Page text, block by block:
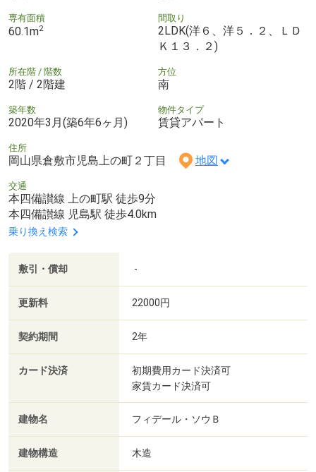
専有面積
60.1m2
間取り
2LDK(洋６、洋５．２、ＬＤ
Ｋ１３．２)
所在階 / 階数
2階 / 2階建
方位
南
築年数
2020年3月(築6年6ヶ月)
物件タイプ
賃貸アパート
住所
岡山県倉敷市児島上の町２丁目 地図
交通
本四備讃線 上の町駅 徒歩9分
本四備讃線 児島駅 徒歩4.0km
乗り換え検索
敷引・償却 -
更新料 22000円
契約期間 2年
カード決済
初期費用カード決済可
家賃カード決済可
建物名 フィデール・ソウＢ
建物構造 木造